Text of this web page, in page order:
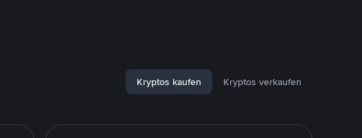
Kryptos kaufen Kryptos verkaufen